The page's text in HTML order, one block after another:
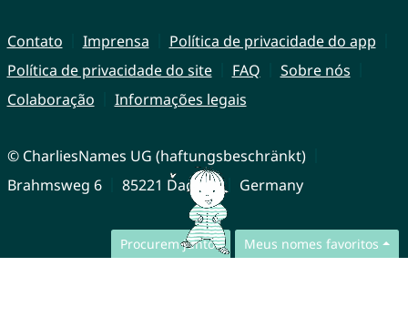
Procurem juntos Meus nomes favoritos
Contato Imprensa
Política de privacidade do app
Política de privacidade do site
FAQ
Sobre nós
Colaboração
Informações legais
© CharliesNames UG (haftungsbeschränkt)
Brahmsweg 6
85221 Dachau Germany